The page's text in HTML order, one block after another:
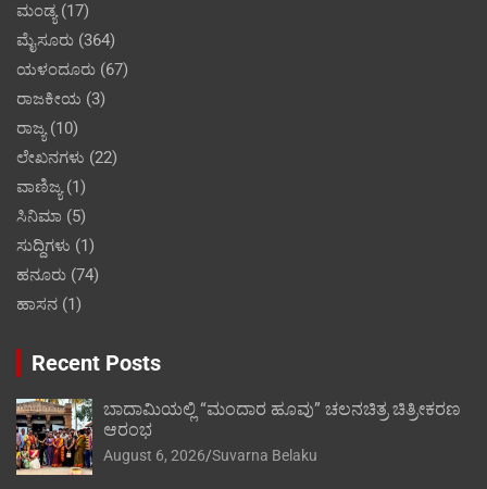
ಮಂಡ್ಯ(17)
ಮೈಸೂರು (364)
ಯಳಂದೂರು (67)
ರಾಜಕೀಯ (3)
ರಾಜ್ಯ(10)
ಲೇಖನಗಳು (22)
ವಾಣಿಜ್ಯ(1)
ಸಿನಿಮಾ (5)
ಸುದ್ದಿಗಳು (1)
ಹನೂರು (74)
ಹಾಸನ (1)
Recent Posts
ಬಾದಾಮಿಯಲ್ಲಿ “ಮಂದಾರ ಹೂವು” ಚಲನಚಿತ್ರ ಚಿತ್ರೀಕರಣ
ಆರಂಭ
August 6, 2026 Suvarna Belaku